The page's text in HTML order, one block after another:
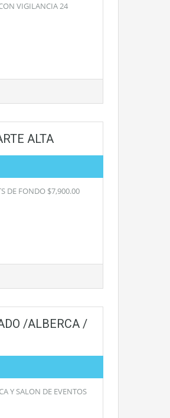
VIGILANCIA 24
ALTA
DE FONDO $7,900.00
/ALBERCA /
Y SALON DE EVENTOS